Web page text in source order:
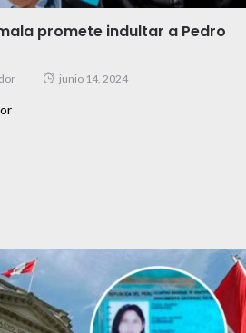
promete indultar a Pedro
junio 14, 2024